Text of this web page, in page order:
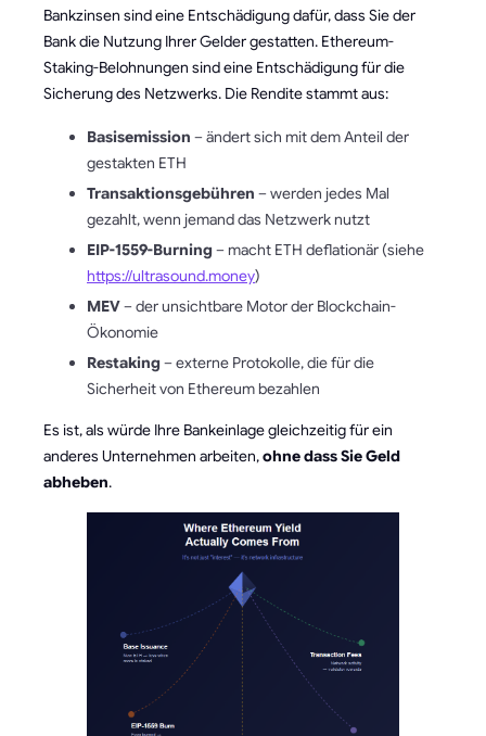
Bankzinsen sind eine Entschädigung dafür, dass Sie der
Bank die Nutzung Ihrer Gelder gestatten. Ethereum-
Staking-Belohnungen sind eine Entschädigung für die
Sicherung des Netzwerks. Die Rendite stammt aus:
Basisemission – ändert sich mit dem Anteil der
gestakten ETH
Transaktionsgebühren – werden jedes Mal
gezahlt, wenn jemand das Netzwerk nutzt
EIP-1559-Burning– macht ETH deflationär (siehe
https://ultrasound.money)
MEV– der unsichtbare Motor der Blockchain-
Ökonomie
Restaking– externe Protokolle, die für die
Sicherheit von Ethereum bezahlen
Es ist, als würde Ihre Bankeinlage gleichzeitig für ein
anderes Unternehmen arbeiten,ohne dass Sie Geld
abheben.